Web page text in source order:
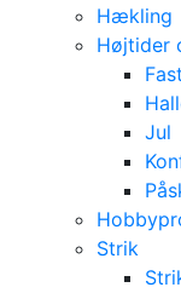
Hækling
Højtider
Jul
Strik